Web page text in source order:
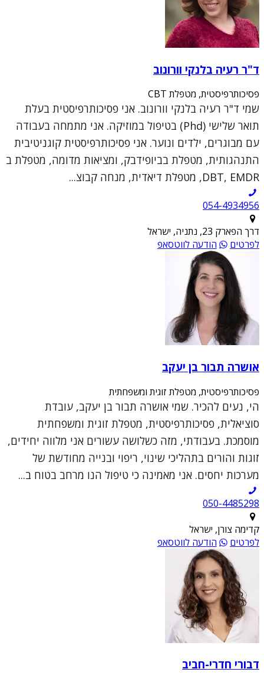
ד"ר רעיה בלנקי וורונוב
פסיכותרפיסטית, מטפלת CBT
שמי ד"ר רעיה בלנקי וורונוב. אני פסיכותרפיסטית בעלת
תואר שלישי (Phd) בטיפול במוזיקה. אני מתמחה בעבודה
עם מבוגרים, ילדים ונוער. אני פסיכותרפיסטית קוגניטיבית
התנהגותית, מטפלת בביופידבק, ומציאות מדומה, מטפלת ב
DBT, EMDR, מטפלת דיאדית, מנחה קבוצ...
054-4934956
דרך הפארק 23, נתניה, ישראל
לפרטים
הודעה לווטסאפ
אושרה תבור בן יעקב
פסיכותרפיסטית, מטפלת זוגית ומשפחתית
הי, נעים להכיר. שמי אושרה תבור בן יעקב, עובדת
סוציאלית, פסיכותרפיסטית, מטפלת זוגית ומשפחתית
מוסמכת. בעבודתי, מזה כשלושה עשורים אני מלווה יחידים,
זוגות והורים בתהליכי שינוי, ריפוי ובנייה מחודשת של
מערכות יחסים. אני מאמינה כי טיפול הנו מרחב בטוח ב...
050-4485298
קדימה צורן, ישראל
לפרטים
הודעה לווטסאפ
דבורי חדרי-חביב